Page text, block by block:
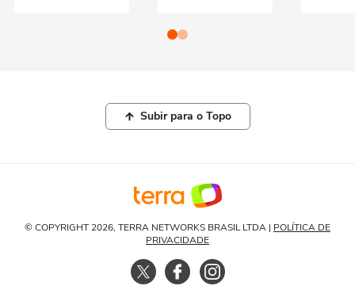
Subir para o Topo
© COPYRIGHT 2026, TERRA NETWORKS BRASIL LTDA | POLÍTICA DE
PRIVACIDADE